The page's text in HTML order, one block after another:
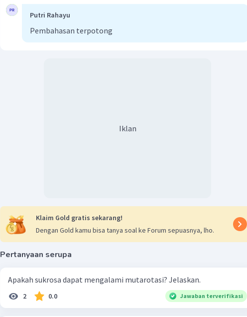
Putri Rahayu
Pembahasan terpotong
Iklan
Klaim Gold gratis sekarang!
Dengan Gold kamu bisa tanya soal ke Forum sepuasnya, lho.
Pertanyaan serupa
Apakah sukrosa dapat mengalami mutarotasi? Jelaskan.
2 0.0 Jawaban terverifikasi